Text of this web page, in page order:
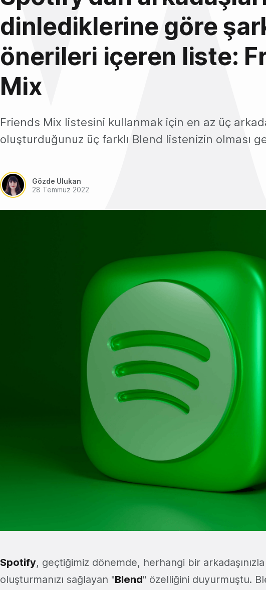
dinlediklerine göre
önerileri içeren liste:
Mix
Friends Mix listesini kullanmak için en az üç
oluşturduğunuz üç farklı Blend listenizin olması
Gözde Ulukan
28 Temmuz 2022
Spotify, geçtiğimiz dönemde, herhangi bir
oluşturmanızı sağlayan "Blend" özelliğini duyurmuştu.